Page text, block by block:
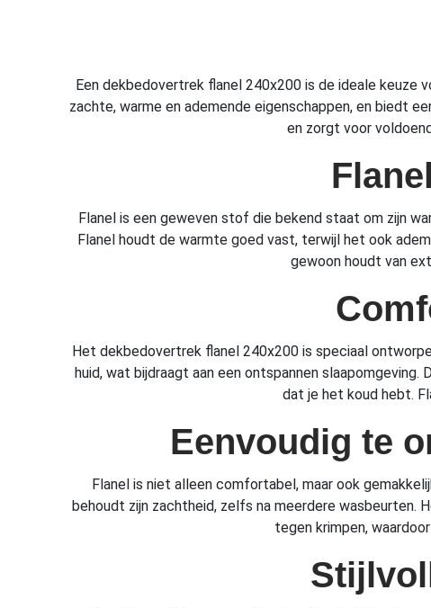
Een dekbedovertrek flanel 240x200 is de ideale keuze
zachte, warme en ademende eigenschappen, en biedt
en zorgt voor
Flanel is een geweven stof die bekend staat om zijn
Flanel houdt de warmte goed vast, terwijl het ook
gewoon houdt van
Het dekbedovertrek flanel 240x200 is speciaal
huid, wat bijdraagt aan een ontspannen
dat je het koud hebt.
Eenvoudig te
Flanel is niet alleen comfortabel, maar ook
behoudt zijn zachtheid, zelfs na meerdere wasbeurten.
tegen krimpen,